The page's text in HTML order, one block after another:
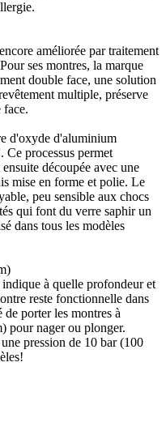
améliorée par traitement
ses montres, la marque
double face, une solution
multiple, préserve
face.
d'oxyde d'aluminium
processus permet
découpée avec une
mise en forme et polie. Le
peu sensible aux chocs
qui font du verre saphir un
dans tous les modèles
à quelle profondeur et
reste fonctionnelle dans
porter les montres à
pour nager ou plonger.
pression de 10 bar (100